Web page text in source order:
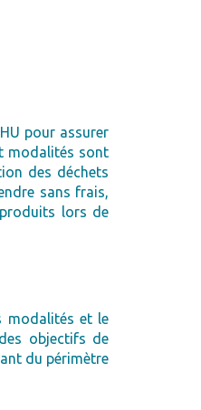
pour assurer
modalités sont
des déchets
sans frais,
lors de
modalités et le
objectifs de
du périmètre